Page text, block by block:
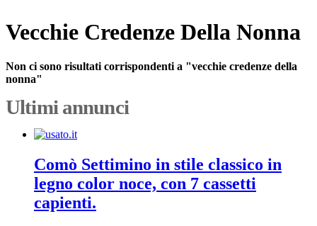
Vecchie Credenze Della Nonna
Non ci sono risultati corrispondenti a "vecchie credenze della
nonna"
Ultimi annunci
Comò Settimino in stile classico in
legno color noce, con 7 cassetti
capienti.